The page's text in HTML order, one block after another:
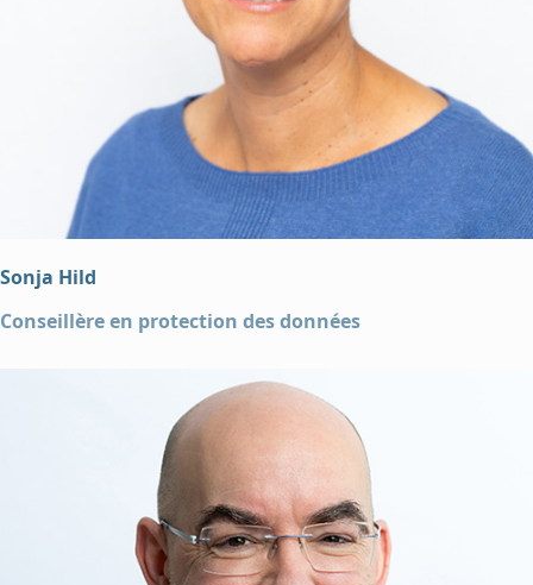
Sonja Hild
Conseillère en protection des données